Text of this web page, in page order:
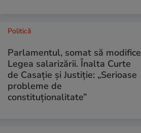
Politică
Parlamentul, somat să modifice
Legea salarizării. Înalta Curte
de Casație și Justiție: „Serioase
probleme de
constituționalitate”